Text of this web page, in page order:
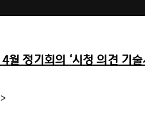
4월 정기회의 ‘시청 의견 기술
>